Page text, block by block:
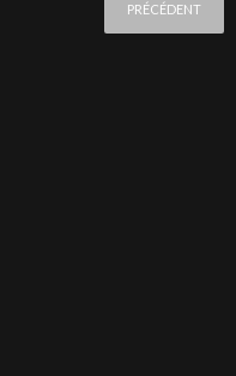
PRÉCÉDENT